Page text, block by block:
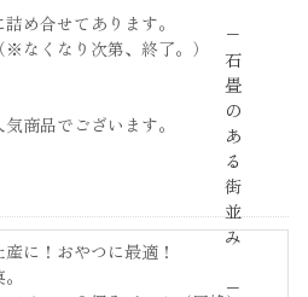
−
石
畳
の
あ
る
街
並
み
−
め合せてあります。
なくなり次第、終了。）
商品でございます。
に！おやつに最適！